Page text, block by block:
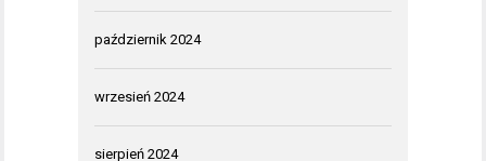
październik 2024
wrzesień 2024
sierpień 2024